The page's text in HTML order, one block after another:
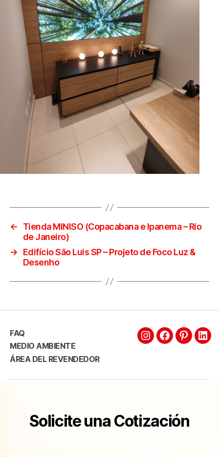
←
Tienda MINISO (Copacabana e Ipanema – Rio
de Janeiro)
→
Edifício São Luis SP – Projeto de Foco Luz &
Desenho
FAQ
MEDIO AMBIENTE
ÁREA DEL REVENDEDOR
Solicite una Cotización